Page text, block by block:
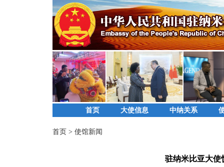
首页 大使信息 中纳关系
首页 > 使馆新闻
驻纳米比亚大使